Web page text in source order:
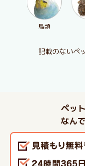
鳥類
記載のないペ
ペッ
なん